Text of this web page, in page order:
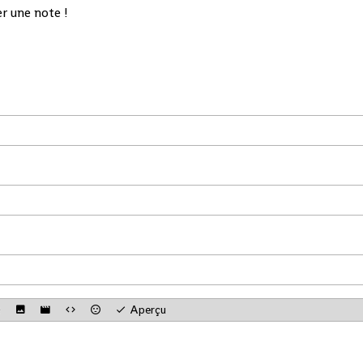
du
de
une note !
Aperçu